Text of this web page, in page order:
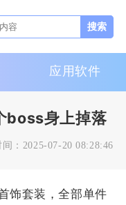
搜索
应用软件
boss身上掉落
： 2025-07-20 08:28:46
饰套装，全部单件